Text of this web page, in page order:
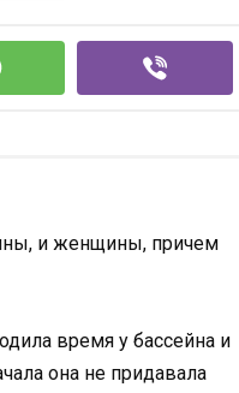
и женщины, причем
время у бассейна и
она не придавала